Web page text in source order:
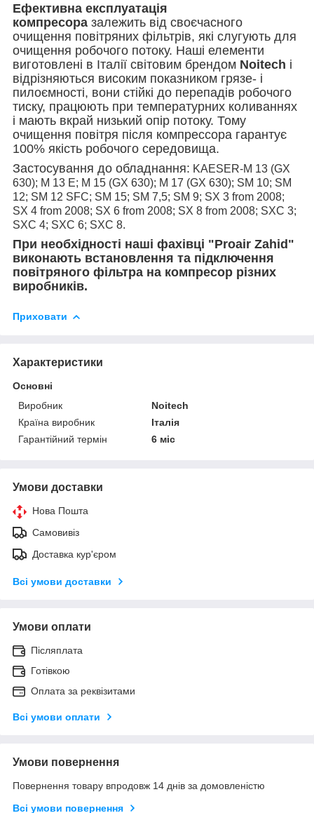
Ефективна експлуатація
компресора залежить від своєчасного
очищення повітряних фільтрів, які слугують для
очищення робочого потоку. Наші елементи
виготовлені в Італії світовим брендом Noitech і
відрізняються високим показником грязе- і
пилоємності, вони стійкі до перепадів робочого
тиску, працюють при температурних коливаннях
і мають вкрай низький опір потоку. Тому
очищення повітря після компрессора гарантує
100% якість робочого середовища.
Застосування до обладнання: KAESER-M 13 (GX
630); M 13 E; M 15 (GX 630); M 17 (GX 630); SM 10; SM
12; SM 12 SFC; SM 15; SM 7,5; SM 9; SX 3 from 2008;
SX 4 from 2008; SX 6 from 2008; SX 8 from 2008; SXC 3;
SXC 4; SXC 6; SXC 8.
При необхідності наші фахівці "Proair Zahid"
виконають встановлення та підключення
повітряного фільтра на компресор різних
виробників.
Приховати
Характеристики
Основні
Виробник
Noitech
Країна виробник
Італія
Гарантійний термін
6 міс
Умови доставки
Нова Пошта
Самовивіз
Доставка кур'єром
Всі умови доставки
Умови оплати
Післяплата
Готівкою
Оплата за реквізитами
Всі умови оплати
Умови повернення
Повернення товару впродовж 14 днів за домовленістю
Всі умови повернення